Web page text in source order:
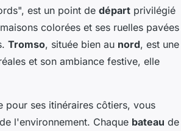
est un point de départ privilégié
colorées et ses ruelles pavées
Tromso, située bien au nord, est une
et son ambiance festive, elle
pour ses itinéraires côtiers, vous
l'environnement. Chaque bateau de